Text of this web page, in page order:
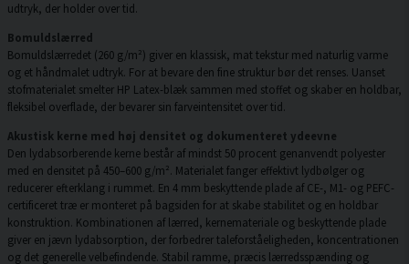
udtryk, der holder over tid.
Bomuldslærred
Bomuldslærredet (260 g/m²) giver en klassisk, mat tekstur med naturlig varme
og et håndmalet udtryk. For at bevare den fine struktur bør det renses. Uanset
stofmaterialet smelter HP Latex-blæk sammen med stoffet og skaber en holdbar,
fleksibel overflade, der bevarer sin farveintensitet over tid.
Akustisk kerne med høj densitet og dokumenteret ydeevne
Den lydabsorberende kerne består af mindst 50 procent genanvendt polyester
med en densitet på 450–600 g/m². Materialet fanger effektivt lydbølger og
reducerer efterklang i rummet. En 4 mm beskyttende plade af CE-, M1- og PEFC-
certificeret træ er monteret på bagsiden for at skabe stabilitet og en holdbar
konstruktion. Kombinationen af lærred, kernemateriale og beskyttende plade
giver en jævn lydabsorption, der forbedrer taleforståeligheden, koncentrationen
og det generelle velbefindende. Stabil ramme, præcis lærredsspænding og